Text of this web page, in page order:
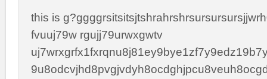
this is
fvuuj79w rgujj79urwxgwtv